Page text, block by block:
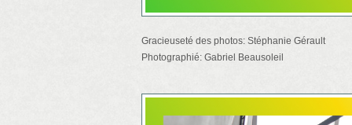
Gracieuseté des photos: Stéphanie Gérault
Photographié: Gabriel Beausoleil